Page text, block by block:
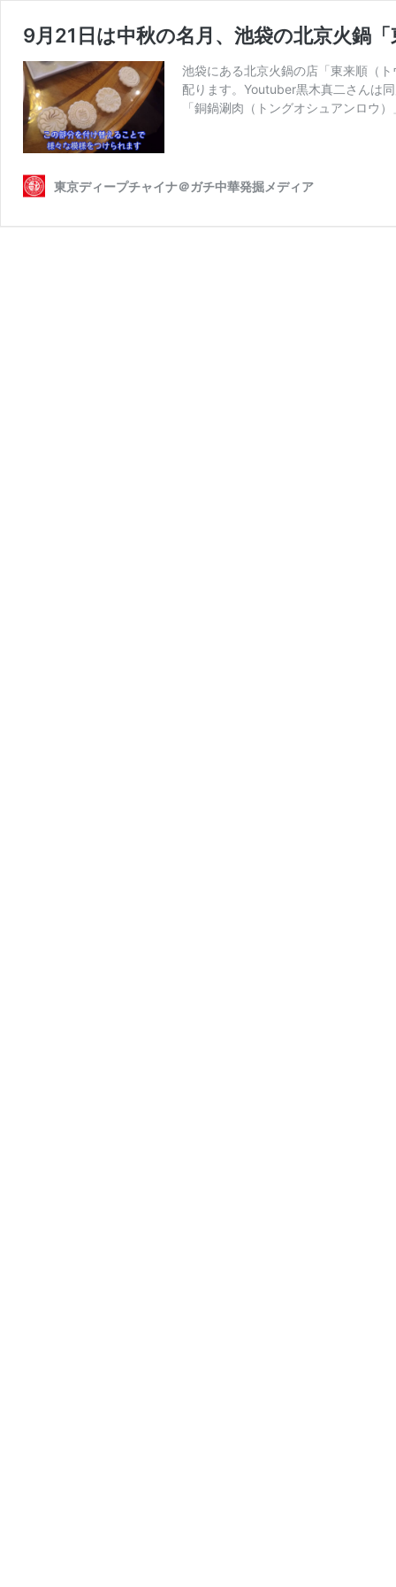
9月21日は中秋の名月、池袋の北京火鍋
池袋にある北京火鍋の店「東来順（
配ります。Youtuber黒木真二さんは
「銅鍋涮肉（トングオシュアンロウ
東京ディープチャイナ＠ガチ中華発掘メディア